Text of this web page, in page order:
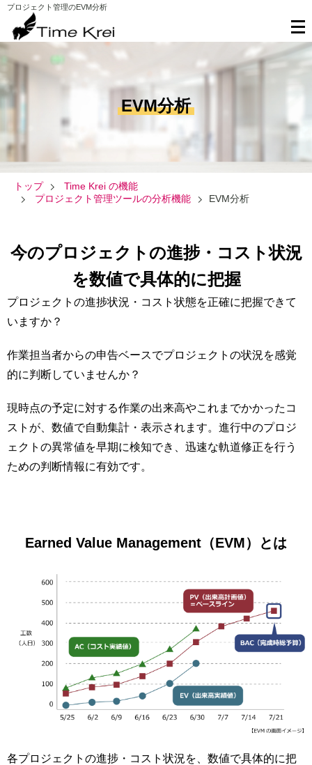
プロジェクト管理のEVM分析
EVM分析
トップ
Time Krei の機能
プロジェクト管理ツールの分析機能
EVM分析
今のプロジェクトの進捗・コスト状況
を数値で具体的に把握
プロジェクトの進捗状況・コスト状態を正確に把握できて
いますか？
作業担当者からの申告ベースでプロジェクトの状況を感覚
的に判断していませんか？
現時点の予定に対する作業の出来高やこれまでかかったコ
ストが、数値で自動集計・表示されます。進行中のプロジ
ェクトの異常値を早期に検知でき、迅速な軌道修正を行う
ための判断情報に有効です。
Earned Value Management（EVM）とは
各プロジェクトの進捗・コスト状況を、数値で具体的に把